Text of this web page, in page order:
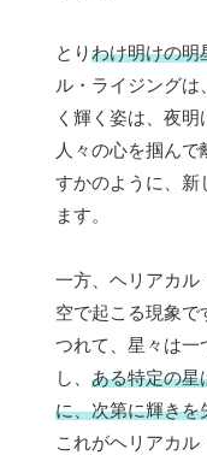
とりわけ明けの明
ル・ライジングは
く輝く姿は、夜明
人々の心を掴ん
すかのように、新
ます。
一方、ヘリアカル
空で起こる現象で
つれて、星々は一
し、 ある特定の星
に、次第に輝きを
これがヘリアカ